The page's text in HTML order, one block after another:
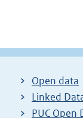
Open data
Linked
PUC Open